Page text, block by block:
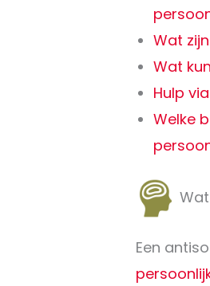
Wat
Wat
Hulp
Welke
Een